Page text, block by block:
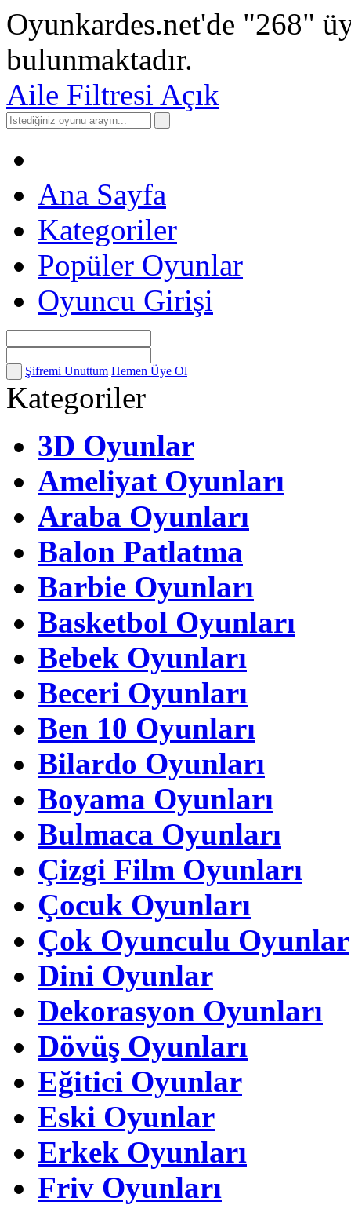
Oyunkardes.net'de "268"
bulunmaktadır.
Aile Filtresi Açık
Ana Sayfa
Kategoriler
Popüler Oyunlar
Oyuncu Girişi
Şifremi Unuttum Hemen Üye Ol
Kategoriler
3D Oyunlar
Ameliyat Oyunları
Araba Oyunları
Balon Patlatma
Barbie Oyunları
Basketbol Oyunları
Bebek Oyunları
Beceri Oyunları
Ben 10 Oyunları
Bilardo Oyunları
Boyama Oyunları
Bulmaca Oyunları
Çizgi Film Oyunları
Çocuk Oyunları
Çok Oyunculu Oyunlar
Dini Oyunlar
Dekorasyon Oyunları
Dövüş Oyunları
Eğitici Oyunlar
Eski Oyunlar
Erkek Oyunları
Friv Oyunları